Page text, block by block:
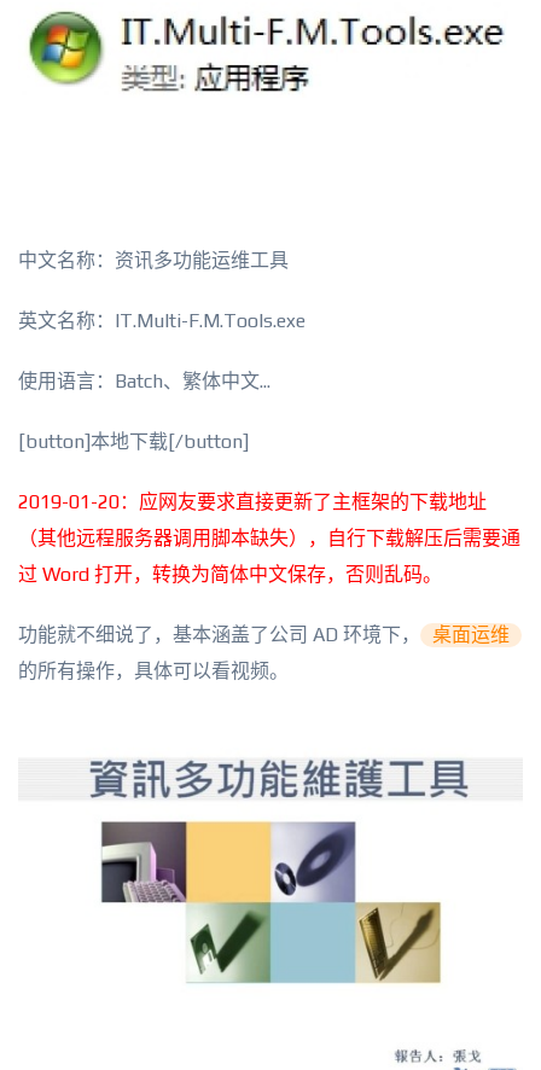
中文名称：资讯多功能运维工具
英文名称：IT.Multi-F.M.Tools.exe
使用语言：Batch、繁体中文...
[button]本地下载[/button]
2019-01-20：应网友要求直接更新了主框架的下载地址
（其他远程服务器调用脚本缺失），自行下载解压后需要通
过 Word 打开，转换为简体中文保存，否则乱码。
功能就不细说了，基本涵盖了公司 AD 环境下，
桌面运维
的所有操作，具体可以看视频。